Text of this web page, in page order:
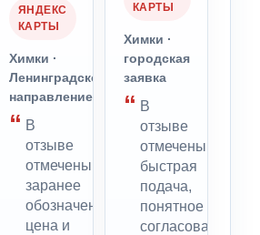
ЯНДЕКС
КАРТЫ
Химки ·
Ленинградское
направление
В
отзыве
отмечены
заранее
обозначенные
цена и
КАРТЫ
Химки ·
городская
заявка
В
отзыве
отмечены
быстрая
подача,
понятное
согласование